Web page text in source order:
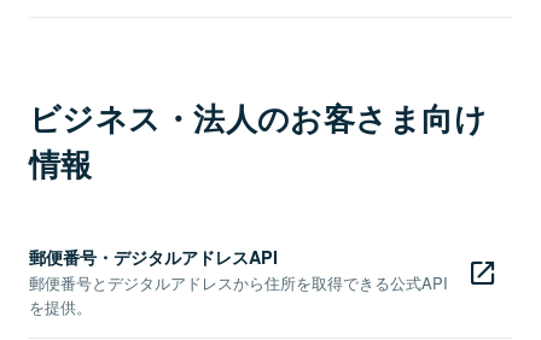
ビジネス・法人のお客さま向け
情報
郵便番号・デジタルアドレスAPI
郵便番号とデジタルアドレスから住所を取得できる公式API
を提供。